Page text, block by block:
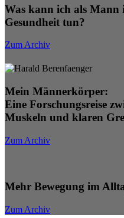
Was kann ich als
Gesundheit tun?
Zum Archiv
Mein Männerkörper:
Eine Forschungsreise
Muskeln und klaren
Zum Archiv
Mehr Bewegung im
Zum Archiv